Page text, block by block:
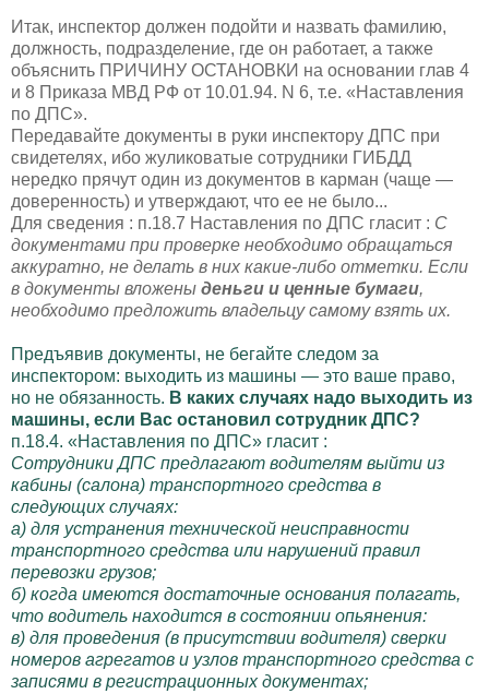
Итак, инспектор должен подойти и назвать фамилию,
должность, подразделение, где он работает, а также
объяснить ПРИЧИНУ ОСТАНОВКИ на основании глав 4
и 8 Приказа МВД РФ от 10.01.94. N 6, т.е. «Наставления
по ДПС».
Передавайте документы в руки инспектору ДПС при
свидетелях, ибо жуликоватые сотрудники ГИБДД
нередко прячут один из документов в карман (чаще —
доверенность) и утверждают, что ее не было...
Для сведения : п.18.7 Наставления по ДПС гласит : C
документами при проверке необходимо обращаться
аккуратно, не делать в них какие-либо отметки. Если
в документы вложены деньги и ценные бумаги,
необходимо предложить владельцу самому взять их.
Предъявив документы, не бегайте следом за
инспектором: выходить из машины — это ваше право,
но не обязанность. В каких случаях надо выходить из
машины, если Вас остановил сотрудник ДПС?
п.18.4. «Наставления по ДПС» гласит :
Сотрудники ДПС предлагают водителям выйти из
кабины (салона) транспортного средства в
следующих случаях:
а) для устранения технической неисправности
транспортного средства или нарушений правил
перевозки грузов;
б) когда имеются достаточные основания полагать,
что водитель находится в состоянии опьянения:
в) для проведения (в присутствии водителя) сверки
номеров агрегатов и узлов транспортного средства с
записями в регистрационных документах;